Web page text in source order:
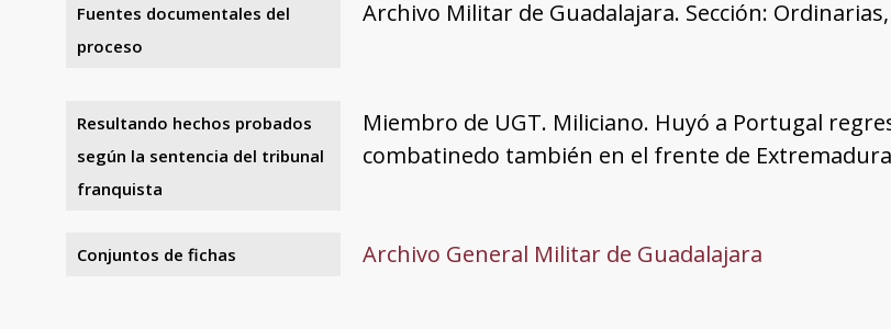
Fuentes documentales del
proceso
Archivo Militar de Guadalajara. Sección:
Resultando hechos probados
según la sentencia del tribunal
franquista
Miembro de UGT. Miliciano. Huyó a Portugal
combatinedo también en el frente de
Conjuntos de fichas Archivo General Militar de Guadalajara